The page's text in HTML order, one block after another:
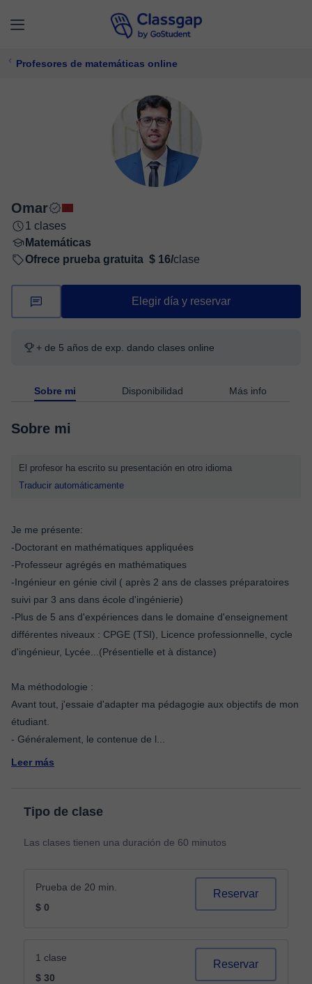
Profesores de matemáticas online
Omar
1 clases
Matemáticas
Ofrece prueba gratuita $ 16/clase
Elegir día y reservar
+ de 5 años de exp. dando clases online
Sobre mi Disponibilidad Más info
Sobre mi
El profesor ha escrito su presentación en otro idioma
Traducir automáticamente
Je me présente:
-Doctorant en mathématiques appliquées
-Professeur agrégés en mathématiques
-Ingénieur en génie civil ( après 2 ans de classes préparatoires
suivi par 3 ans dans école d'ingénierie)
-Plus de 5 ans d'expériences dans le domaine d'enseignement
différentes niveaux : CPGE (TSI), Licence professionnelle, cycle
d'ingénieur, Lycée...(Présentielle et à distance)
Ma méthodologie :
Avant tout, j'essaie d'adapter ma pédagogie aux objectifs de mon
étudiant.
- Généralement, le contenue de l
Leer más
Tipo de clase
Las clases tienen una duración de 60 minutos
Prueba de 20 min.
$ 0
Reservar
1 clase
$ 30
Reservar